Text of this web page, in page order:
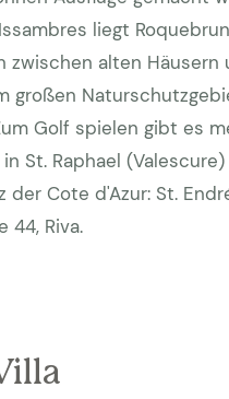
liegt
alten Häusern
großen
Golf spielen gibt es
St. Raphael
Cote d'Azur: St.
44, Riva.